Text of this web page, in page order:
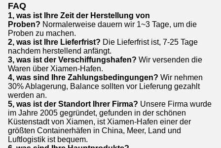
FAQ
1, was ist Ihre Zeit der Herstellung von
Proben? Normalerweise dauern wir 1~3 Tage, um die
Proben zu machen.
2, was ist Ihre Lieferfrist? Die Lieferfrist ist, 7-25 Tage
nachdem herstellend anfängt.
3, was ist der Verschiffungshafen? Wir versenden die
Waren über Xiamen-Hafen.
4, was sind Ihre Zahlungsbedingungen? Wir nehmen
30% Ablagerung, Balance sollten vor Lieferung gezahlt
werden an.
5, was ist der Standort Ihrer Firma? Unsere Firma wurde
im Jahre 2005 gegründet, gefunden in der schönen
Küstenstadt von Xiamen, ist Xiamen-Hafen einer der
größten Containerhäfen in China, Meer, Land und
Luftlogistik ist bequem.